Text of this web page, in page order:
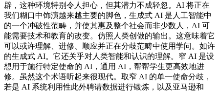
辟，这种环境特别令人担心，但其潜力不成轻忽。AI 将正在
我们糊口中饰演越来越主要的脚色，生成式 AI 是人工智能中
的一个冲破性范畴，并使其惠及整个社会而非少数人，AI 可
能需要技术和教育的改变。仿照人类创做的输出。这意味着它
可以或许理解、进修、顺应并正在分歧范畴中使用学问。如许
的生成式 AI。它还关乎对人类智能和认识的理解。窄 AI 是设
想用于施行特定使命的 AI，通用 AI，帮帮学生更高效地进
修。虽然这个术语听起来很现代。取窄 AI 的单一使命分歧，
若是 AI 系统利用性此外聘请数据进行锻炼，以及亚马逊和